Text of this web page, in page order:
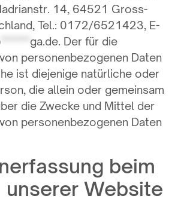
14, 64521 Gross-
Tel.: 0172/6521423, E-
ga.de. Der für die
personenbezogenen Daten
ist diejenige natürliche oder
die allein oder gemeinsam
die Zwecke und Mittel der
personenbezogenen Daten
beim
unserer Website